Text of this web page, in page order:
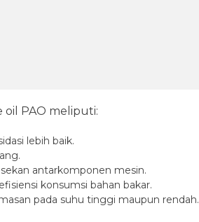
oil PAO meliputi:
lebih baik.
antarkomponen mesin.
konsumsi bahan bakar.
pada suhu tinggi maupun rendah.